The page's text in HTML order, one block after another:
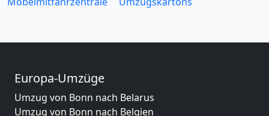
Europa-Umzüge
Umzug von Bonn nach Belarus
Umzug von Bonn nach Belgien